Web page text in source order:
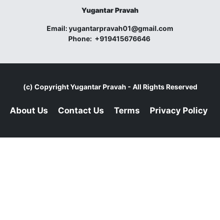
Yugantar Pravah
Email:yugantarpravah01@gmail.com
Phone: +919415676646
(c) CopyrightYugantar Pravah - All Rights Reserved
About Us Contact Us Terms Privacy Policy